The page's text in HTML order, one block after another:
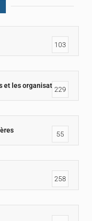
103
et les organisations
229
55
258